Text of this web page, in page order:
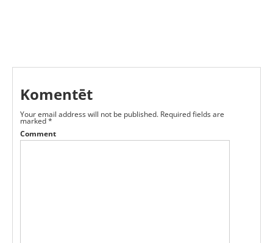
Komentēt
Your email address will not be published. Required fields are
marked*
Comment